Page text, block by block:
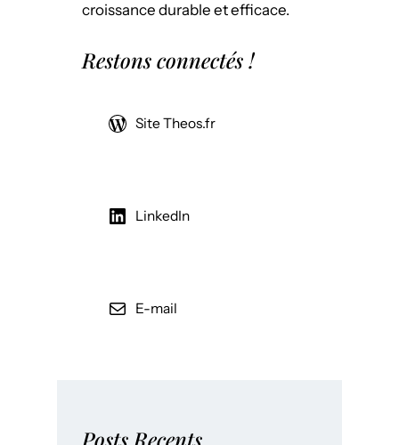
croissance durable et efficace.
Restons connectés !
Site Theos.fr
LinkedIn
E-mail
Posts Recents